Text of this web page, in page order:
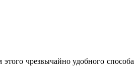
чрезвычайно удобного способа